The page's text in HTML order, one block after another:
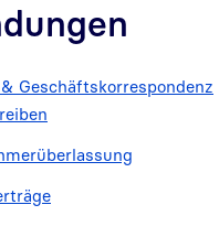
Geschäftskorrespondenz